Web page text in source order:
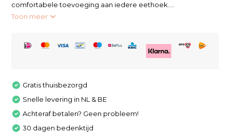
comfortabele toevoeging aan iedere eethoek....
Toon meer
Gratis thuisbezorgd
Snelle levering in NL & BE
Achteraf betalen? Geen probleem!
30 dagen bedenktijd